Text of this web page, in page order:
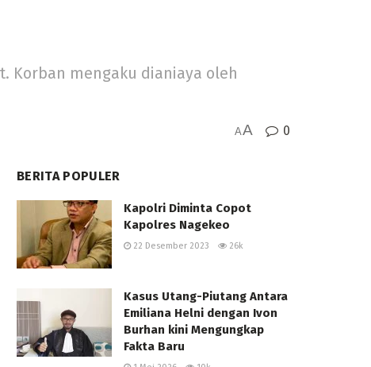
Korban mengaku dianiaya oleh
AA 0
BERITA POPULER
Kapolri Diminta Copot
Kapolres Nagekeo
22 Desember 2023 26k
Kasus Utang-Piutang Antara
Emiliana Helni dengan Ivon
Burhan kini Mengungkap
Fakta Baru